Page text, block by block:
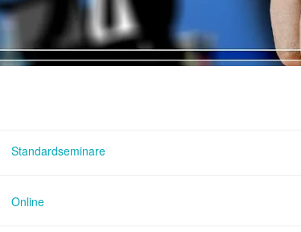
Standardseminare
Online